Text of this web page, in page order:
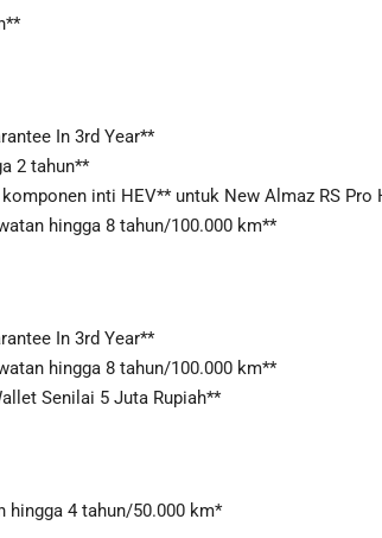
In 3rd Year**
2 tahun**
inti HEV** untuk New Almaz RS Pro
hingga 8 tahun/100.000 km**
In 3rd Year**
hingga 8 tahun/100.000 km**
Senilai 5 Juta Rupiah**
hingga 4 tahun/50.000 km*